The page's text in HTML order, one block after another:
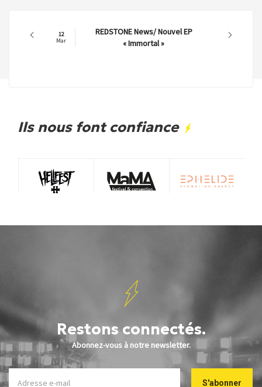
12
Mar
REDSTONE News/ Nouvel EP
« Immortal »
Ils nous font confiance
Restons connectés.
Abonnez-vous à notre newsletter.